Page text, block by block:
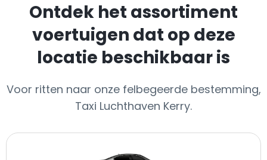
Ontdek het assortiment
voertuigen dat op deze
locatie beschikbaar is
Voor ritten naar onze felbegeerde bestemming,
Taxi Luchthaven Kerry.